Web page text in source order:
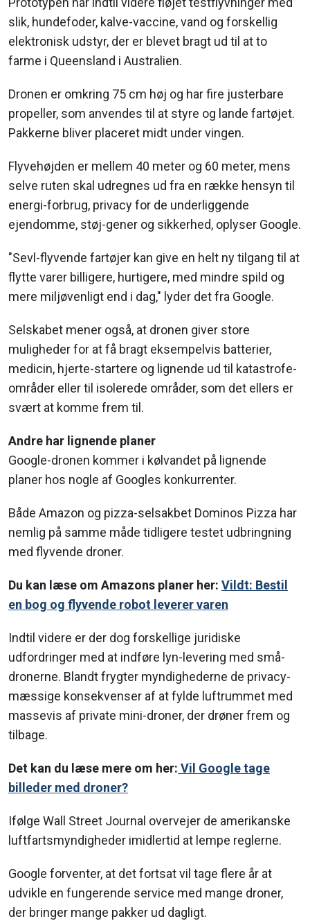
slik, hundefoder, kalve-vaccine, vand og forskellig
elektronisk udstyr, der er blevet bragt ud til at to
farme i Queensland i Australien.
Dronen er omkring 75 cm høj og har fire justerbare
propeller, som anvendes til at styre og lande fartøjet.
Pakkerne bliver placeret midt under vingen.
Flyvehøjden er mellem 40 meter og 60 meter, mens
selve ruten skal udregnes ud fra en række hensyn til
energi-forbrug, privacy for de underliggende
ejendomme, støj-gener og sikkerhed, oplyser Google.
"Sevl-flyvende fartøjer kan give en helt ny tilgang til at
flytte varer billigere, hurtigere, med mindre spild og
mere miljøvenligt end i dag," lyder det fra Google.
Selskabet mener også, at dronen giver store
muligheder for at få bragt eksempelvis batterier,
medicin, hjerte-startere og lignende ud til katastrofe-
områder eller til isolerede områder, som det ellers er
svært at komme frem til.
Andre har lignende planer
Google-dronen kommer i kølvandet på lignende
planer hos nogle af Googles konkurrenter.
Både Amazon og pizza-selsakbet Dominos Pizza har
nemlig på samme måde tidligere testet udbringning
med flyvende droner.
Du kan læse om Amazons planer her: Vildt: Bestil
en bog og flyvende robot leverer varen
Indtil videre er der dog forskellige juridiske
udfordringer med at indføre lyn-levering med små-
dronerne. Blandt frygter myndighederne de privacy-
mæssige konsekvenser af at fylde luftrummet med
massevis af private mini-droner, der drøner frem og
tilbage.
Det kan du læse mere om her: Vil Google tage
billeder med droner?
Ifølge Wall Street Journal overvejer de amerikanske
luftfartsmyndigheder imidlertid at lempe reglerne.
Google forventer, at det fortsat vil tage flere år at
udvikle en fungerende service med mange droner,
der bringer mange pakker ud dagligt.